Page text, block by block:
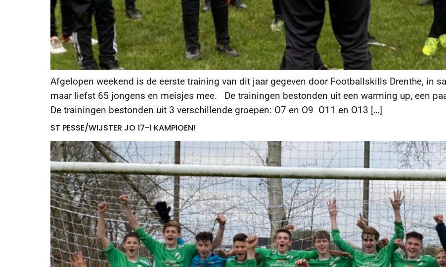
Afgelopen weekend is de eerste training van dit jaar gegeven door Footballskills Drenthe, in
maar liefst 65 jongens en meisjes mee. De trainingen bestonden uit een warming up, een
De trainingen bestonden uit 3 verschillende groepen: O7 en O9 O11 en O13 […]
ST PESSE/WIJSTER JO 17-1 KAMPIOEN!